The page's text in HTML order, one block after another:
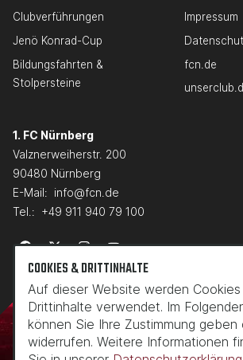
Clubverführungen
Jenö Konrad-Cup
Bildungsfahrten &
Stolpersteine
Impressum
fcn.de
1. FC Nürnberg
Valznerweiherstr. 200
90480 Nürnberg
E-Mail: info@fcn.de
Tel.: +49 911 940 79 100
COOKIES & DRITTINHALTE
Auf dieser Website werden Cookies
Drittinhalte verwendet. Im
können Sie Ihre Zustimmung geben
widerrufen. Weitere Informationen